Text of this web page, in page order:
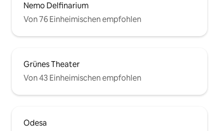
Nemo Delfinarium
Von 76 Einheimischen empfohlen
Grünes Theater
Von 43 Einheimischen empfohlen
Odesa